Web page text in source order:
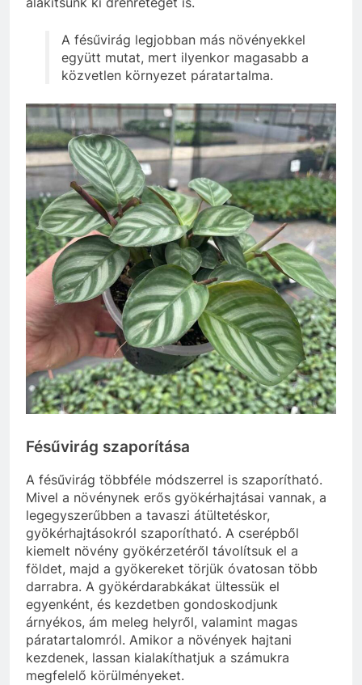
A fésűvirág legjobban más növényekkel
együtt mutat, mert ilyenkor magasabb a
közvetlen környezet páratartalma.
Fésűvirág szaporítása
A fésűvirág többféle módszerrel is szaporítható.
Mivel a növénynek erős gyökérhajtásai vannak, a
legegyszerűbben a tavaszi átültetéskor,
gyökérhajtásokról szaporítható. A cserépből
kiemelt növény gyökérzetéről távolítsuk el a
földet, majd a gyökereket törjük óvatosan több
darrabra. A gyökérdarabkákat ültessük el
egyenként, és kezdetben gondoskodjunk
árnyékos, ám meleg helyről, valamint magas
páratartalomról. Amikor a növények hajtani
kezdenek, lassan kialakíthatjuk a számukra
megfelelő körülményeket.